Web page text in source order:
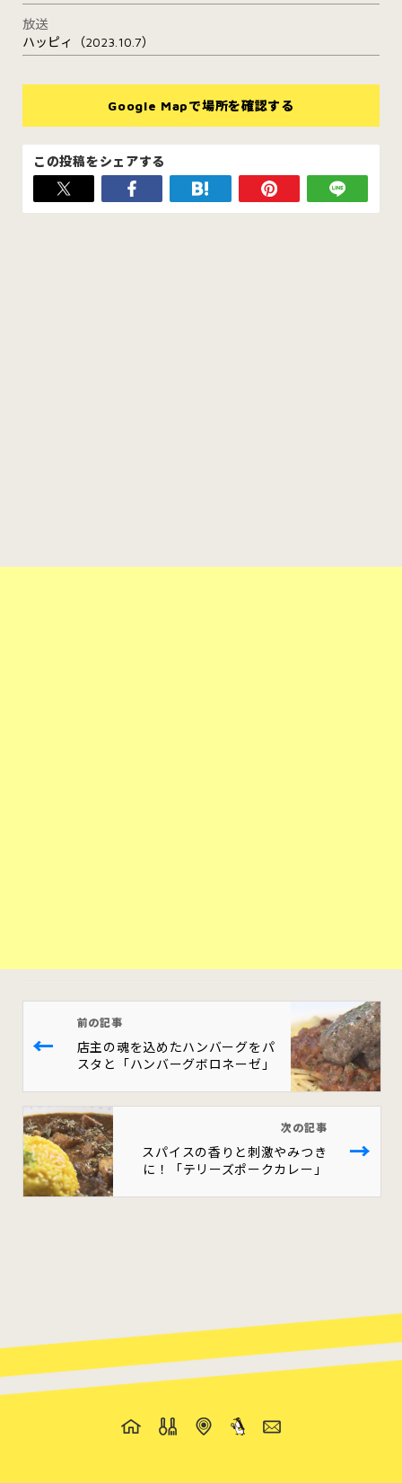
放送
ハッピィ（2023.10.7）
Google Mapで場所を確認する
この投稿をシェアする
←
前の記事
店主の魂を込めたハンバーグをパ
スタと「ハンバーグボロネーゼ」
次の記事
スパイスの香りと刺激やみつき
に！「テリーズポークカレー」
→